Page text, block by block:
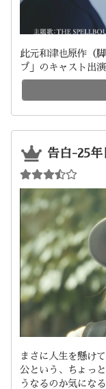
此元和津也原作（
プ」のキャスト出
告白-25
まさに人生を懸け
公という、ちょっ
うなるのか気になる